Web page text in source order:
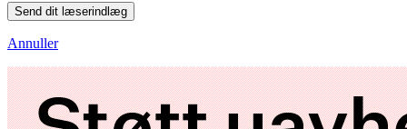
Send dit læserindlæg
Annuller